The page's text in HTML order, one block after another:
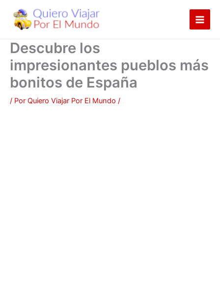
contenido
Descubre los
impresionantes pueblos más
bonitos de España
/ Por Quiero Viajar Por El Mundo /